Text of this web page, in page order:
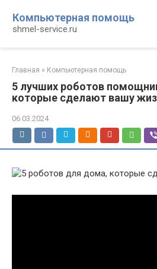
контенту
Компьютерная помощь
shmel-service.ru
Главная » Компьютерная помощь
5 лучших роботов
которые сделают вашу
06.03.2024